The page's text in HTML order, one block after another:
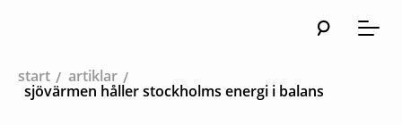
Meny
start
artiklar
sjövärmen håller stockholms energi i balans